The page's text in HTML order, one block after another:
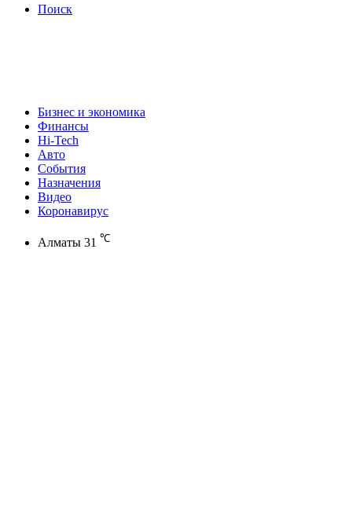
Поиск
Бизнес и экономика
Финансы
Hi-Tech
Авто
События
Назначения
Видео
Коронавирус
Алматы 31 ℃